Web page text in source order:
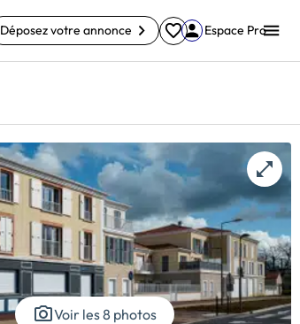
Déposez votre annonce Espace Pro
Voir les 8 photos